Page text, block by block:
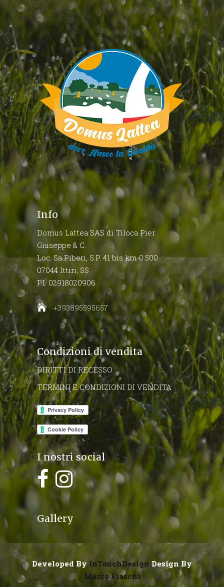
Info
Domus Lattea SAS di Tiloca Pier
Giuseppe & C.
Loc. Sa Piberi, S.P. 41 bis km 0.500
07044 Ittiri, SS
P.I. 02918020906
+393895595657
Condizioni di vendita
DIRITTI DI RECESSO
TERMINI E CONDIZIONI DI VENDITA
I nostri social
Gallery
Developed ByInTouchDesign Design By
Marco Fiaschi